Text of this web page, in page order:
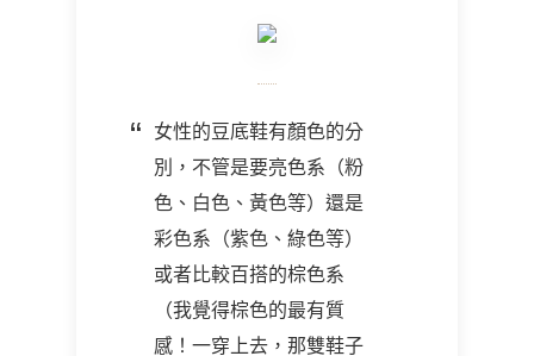
女性的豆底鞋有顏色的分
別，不管是要亮色系（粉
色、白色、黃色等）還是
彩色系（紫色、綠色等）
或者比較百搭的棕色系
（我覺得棕色的最有質
感！一穿上去，那雙鞋子